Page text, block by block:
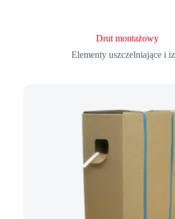
Drut montażowy
Elementy uszczelniające i